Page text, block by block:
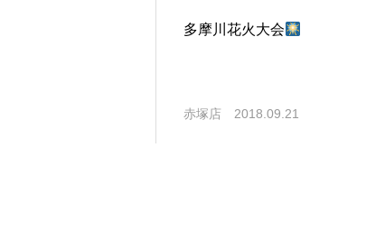
多摩川花火大会
赤塚店 2018.09.21